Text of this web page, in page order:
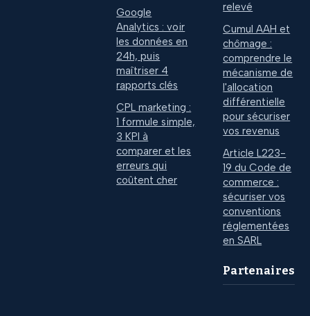
Google
Analytics : voir
les données en
24h, puis
maîtriser 4
rapports clés
CPL marketing :
1 formule simple,
3 KPI à
comparer et les
erreurs qui
coûtent cher
relevé
Cumul AAH et
chômage :
comprendre le
mécanisme de
l'allocation
différentielle
pour sécuriser
vos revenus
Article L223-
19 du Code de
commerce :
sécuriser vos
conventions
réglementées
en SARL
Partenaires